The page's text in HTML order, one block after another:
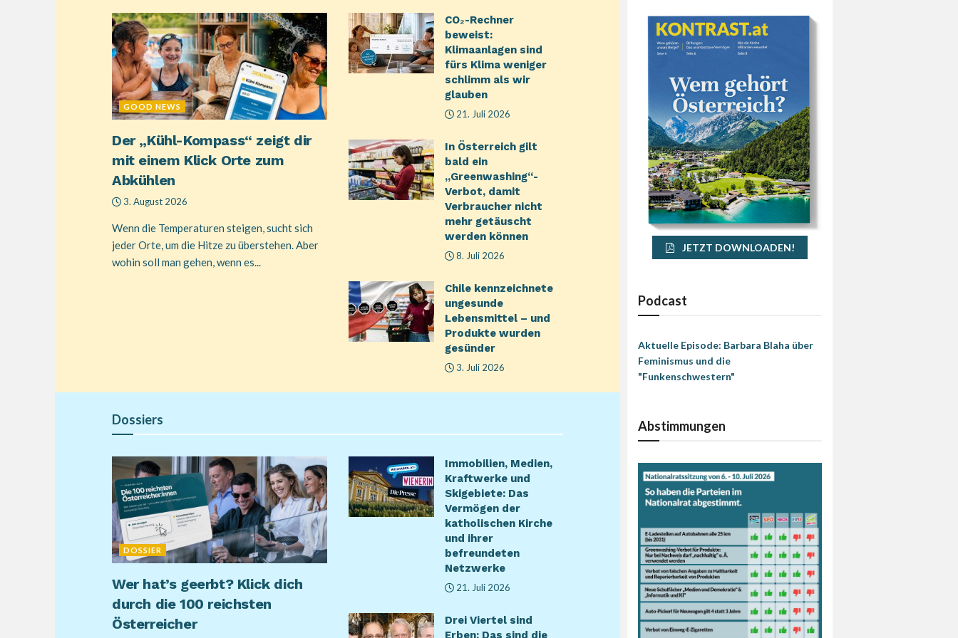
GOOD NEWS
Der „Kühl-Kompass“ zeigt dir
mit einem Klick Orte zum
Abkühlen
3. August 2026
Wenn die Temperaturen steigen, sucht sich
jeder Orte, um die Hitze zu überstehen. Aber
wohin soll man gehen, wenn es...
CO₂-Rechner
beweist:
Klimaanlagen sind
fürs Klima weniger
schlimm als wir
glauben
21. Juli 2026
In Österreich gilt
bald ein
„Greenwashing“-
Verbot, damit
Verbraucher nicht
mehr getäuscht
werden können
8. Juli 2026
Chile kennzeichnete
ungesunde
Lebensmittel – und
Produkte wurden
gesünder
3. Juli 2026
Dossiers
DOSSIER
Wer hat’s geerbt? Klick dich
durch die 100 reichsten
Österreicher
Immobilien, Medien,
Kraftwerke und
Skigebiete: Das
Vermögen der
katholischen Kirche
und ihrer
befreundeten
Netzwerke
21. Juli 2026
Drei Viertel sind
Erben: Das sind die
JETZT DOWNLOADEN!
Podcast
Aktuelle Episode: Barbara Blaha über
Feminismus und die
"Funkenschwestern"
Abstimmungen